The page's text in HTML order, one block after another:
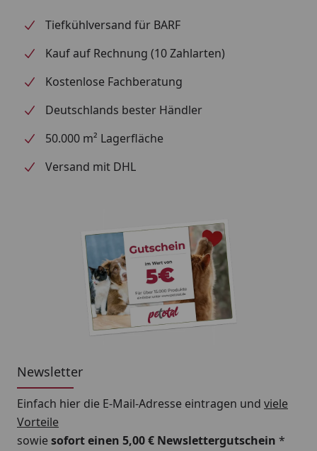
Fütterungsempfehlung
ist in der Futtertabelle angegeben. Sorgen Sie dafür,
dass Ihrem Hund immer ausreichend frisches
Zimmertemperatur servieren. Nach dem Öffnen im
Kühlschrank lagern und innerhalb von 3 Tagen
verbrauchen. Mindesthaltbarkeitsdatum und
Kennnummer der Partie: siehe Dosenboden.
Tiefkühlversand für BARF
Kauf auf Rechnung (10 Zahlarten)
Kostenlose Fachberatung
Deutschlands bester Händler
50.000 m² Lagerfläche
Versand mit DHL
Newsletter
Einfach hier die E-Mail-Adresse eintragen und viele
Vorteile
sowiesofort einen 5,00 € Newslettergutschein *